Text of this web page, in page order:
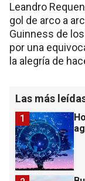
Leandro
gol de arco a
Guinness de
por una
la alegría de
Las más
1